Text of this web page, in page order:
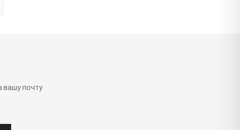
вашу почту